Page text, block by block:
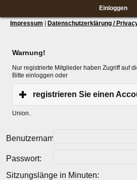
Einloggen
Impressum Datenschutzerklärung /
Warnung!
Nur registrierte Mitglieder haben Zugriff auf
Bitte einloggen oder
registrieren Sie einen
Union.
Benutzername:
Passwort:
Sitzungslänge in Minuten: